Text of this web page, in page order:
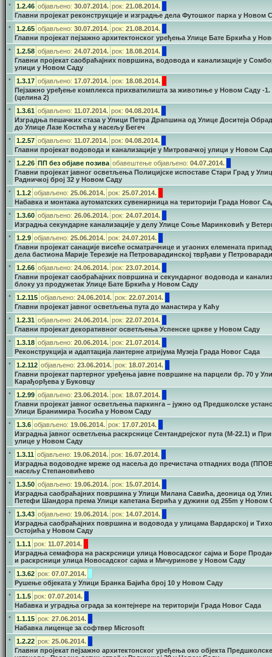
• 1.2.46 објављено: 30.07.2014. рок: 21.08.2014.
Главни пројекат реконструкције и изградње дела Футошког парка у Новом
•
1.2.65 објављено: 30.07.2014. рок: 21.08.2014.
Главни пројекат пејзажно архитектонског уређења Улице Бате Бркића у
•
1.2.58 објављено: 24.07.2014. рок: 18.08.2014.
Главни пројекат саобраћајних површина, водовода и канализације у
улици у Новом Саду
•
1.3.17 објављено: 17.07.2014. рок: 18.08.2014.
Пејзажно уређење комплекса прихватилишта за животиње у Новом Саду -1.
(целина 2)
•
1.3.61 објављено: 11.07.2014. рок: 04.08.2014.
Изградња пешачких стаза у Улици Петра Драпшина од Улице Доситеја
до Улице Лазе Костића у насељу Бегеч
•
1.2.57 објављено: 11.07.2014. рок: 04.08.2014.
Главни пројекат водовода и канализације у Митровачкој улици у Новом
•
1.2.26 ПП без објаве позива обавештење објављено: 04.07.2014.
Главни пројекат јавног осветљења Полицијске испоставе Стари Град у
Радничкој број 32 у Новом Саду
•
1.1.2 објављено: 25.06.2014. рок: 25.07.2014.
Набавка и монтажа аутоматских сувенирница на територији Града Новог
•
1.3.60 објављено: 26.06.2014. рок: 24.07.2014.
Изградња секундарне канализације у делу Улице Соње Маринковић у
•
1.2.9 објављено: 25.06.2014. рок: 24.07.2014.
Главни пројекат санације висеће осматрачнице и угаоних елемената
дела бастиона Марије Терезије на Петроварадинској тврђави у
•
1.2.66 објављено: 24.06.2014. рок: 23.07.2014.
Главни пројекат саобраћајних површина и секундарног водовода и
блоку уз продужетак Улице Бате Бркића у Новом Саду
•
1.2.115 објављено: 24.06.2014. рок: 22.07.2014.
Главни пројекат јавног осветљења пута до манастира у Каћу
•
1.2.31 објављено: 24.06.2014. рок: 22.07.2014.
Главни пројекат декоративног осветљења Успенске цркве у Новом Саду
•
1.3.18 објављено: 20.06.2014. рок: 21.07.2014.
Реконструкција и адаптација лантерне атријума Музеја Града Новог Сада
•
1.2.112 објављено: 23.06.2014. рок: 18.07.2014.
Главни пројекат партерног уређења јавне површине на парцели бр. 70 у
Карађорђева у Буковцу
•
1.2.99 објављено: 23.06.2014. рок: 18.07.2014.
Главни пројекат јавног осветљења паркинга – јужно од Предшколске
Улици Бранимира Ћосића у Новом Саду
•
1.3.6 објављено: 19.06.2014. рок: 17.07.2014.
Изградња јавног осветљења раскрснице Сентандрејског пута (М-22.1) и
улице у Новом Саду
•
1.3.11 објављено: 19.06.2014. рок: 16.07.2014.
Изградња водоводне мреже од насеља до пречистача отпадних вода
насељу Степановићево
•
1.3.50 објављено: 19.06.2014. рок: 15.07.2014.
Изградња саобраћајних површина у Улици Милана Савића, деоница од
Петефи Шандора према Улици капетана Берића у дужини од 255m у Новом
•
1.3.43 објављено: 19.06.2014. рок: 14.07.2014.
Изградња саобраћајних површина и водовода у улицама Вардарској и
Остојића у Новом Саду
•
1.1.1 рок: 11.07.2014.
Изградња семафора на раскрсници улица Новосадског сајма и Боре
и раскрсници улица Новосадског сајма и Мичуринове у Новом Саду
•
1.3.62 рок: 07.07.2014.
Рушење објеката у Улици Бранка Бајића број 10 у Новом Саду
•
1.1.5 рок: 07.07.2014.
Набавка и уградња ограда за контејнере на територији Града Новог Сада
•
1.1.15 рок: 27.06.2014.
Набавка лиценце за софтвер Microsoft
•
1.2.22 рок: 25.06.2014.
Главни пројекат пејзажно архитектонског уређења око објекта Предшколске